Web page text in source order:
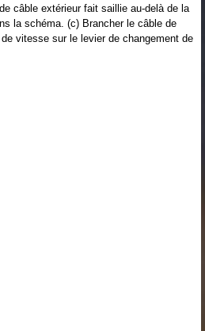
câble extérieur fait saillie au-delà de la
la schéma. (c) Brancher le câble de
vitesse sur le levier de changement de